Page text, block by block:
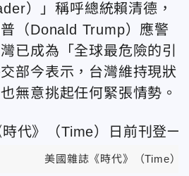
）」稱呼總統賴清德，
（Donald Trump）應警
已成為「全球最危險的引
部今表示，台灣維持現狀
無意挑起任何緊張情勢。
美國雜誌《時代》（Time）